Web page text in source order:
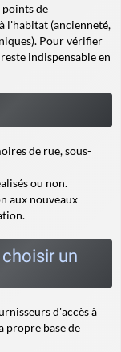
points de
l'habitat (ancienneté,
Pour vérifier
indispensable en
de rue, sous-
ou non.
aux nouveaux
un
d'accès à
propre base de